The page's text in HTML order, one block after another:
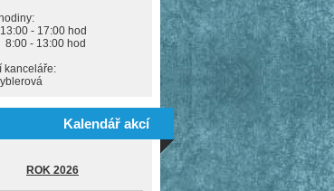
- 17:00 hod
- 13:00 hod
kanceláře:
Kalendář akcí
ROK 2026